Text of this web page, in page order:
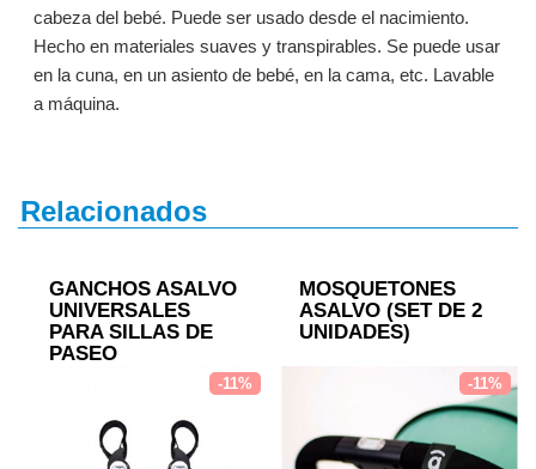
cabeza del bebé. Puede ser usado desde el nacimiento.
Hecho en materiales suaves y transpirables. Se puede usar
en la cuna, en un asiento de bebé, en la cama, etc. Lavable
a máquina.
Relacionados
GANCHOS ASALVO
UNIVERSALES
PARA SILLAS DE
PASEO
-11%
MOSQUETONES
ASALVO (SET DE 2
UNIDADES)
-11%